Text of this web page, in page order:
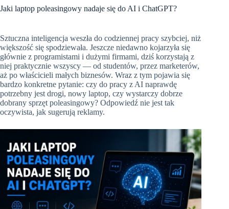
Jaki laptop poleasingowy nadaje się do AI i ChatGPT?
Sztuczna inteligencja weszła do codziennej pracy szybciej, niż
większość się spodziewała. Jeszcze niedawno kojarzyła się
głównie z programistami i dużymi firmami, dziś korzystają z
niej praktycznie wszyscy — od studentów, przez marketerów,
aż po właścicieli małych biznesów. Wraz z tym pojawia się
bardzo konkretne pytanie: czy do pracy z AI naprawdę
potrzebny jest drogi, nowy laptop, czy wystarczy dobrze
dobrany sprzęt poleasingowy? Odpowiedź nie jest tak
oczywista, jak sugerują reklamy.